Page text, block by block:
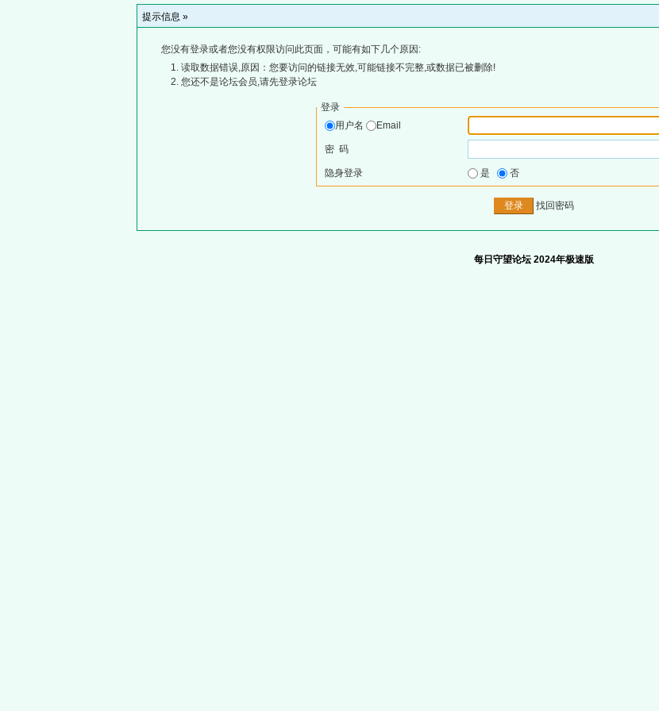
提示信息 »
您没有登录或者您没有权限访问此页面，可能有如下几个原因:
读取数据错误,原因：您要访问的链接无效,可能链接不完整,或数据已被删除!
您还不是论坛会员,请先登录论坛
登录
用户名
Email
密 码
隐身登录 是 否
找回密码
每日守望论坛 2024年极速版